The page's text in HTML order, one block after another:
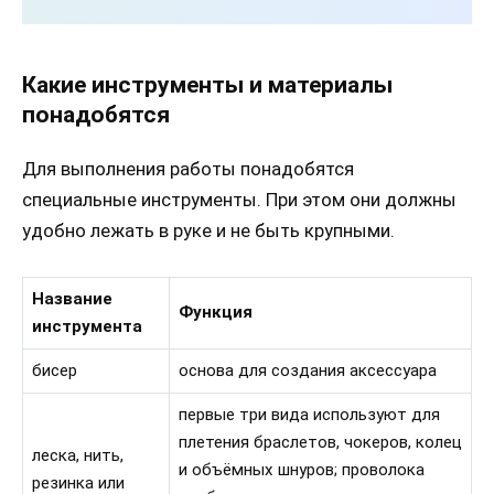
Какие инструменты и материалы
понадобятся
Для выполнения работы понадобятся
специальные инструменты. При этом они должны
удобно лежать в руке и не быть крупными.
Название
инструмента
Функция
бисер основа для создания аксессуара
леска, нить,
резинка или
первые три вида используют для
плетения браслетов, чокеров, колец
и объёмных шнуров; проволока